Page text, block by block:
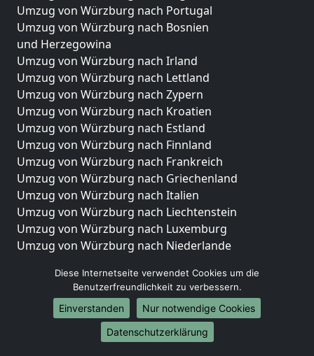
Umzug von Würzburg nach Portugal
Umzug von Würzburg nach Bosnien
und Herzegowina
Umzug von Würzburg nach Irland
Umzug von Würzburg nach Lettland
Umzug von Würzburg nach Zypern
Umzug von Würzburg nach Kroatien
Umzug von Würzburg nach Estland
Umzug von Würzburg nach Finnland
Umzug von Würzburg nach Frankreich
Umzug von Würzburg nach Griechenland
Umzug von Würzburg nach Italien
Umzug von Würzburg nach Liechtenstein
Umzug von Würzburg nach Luxemburg
Umzug von Würzburg nach Niederlande
Umzüge-Deutschlandweit
Umzug von Würzburg nach Berlin
Umzug von Würzburg nach Hamburg
Umzug von Würzburg nach München
Diese Internetseite verwendet Cookies um die
Benutzerfreundlichkeit zu verbessern.
Einverstanden
Nur notwendige Cookies
Datenschutzerklärung